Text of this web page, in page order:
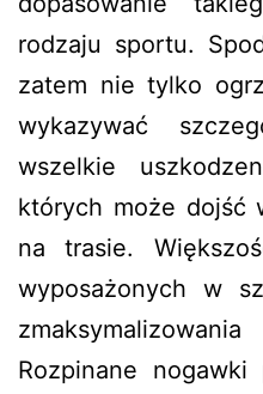
rodzaju sportu.
zatem nie tylko
wykazywać
wszelkie
których może dojść
na trasie.
wyposażonych w
Rozpinane nogawki